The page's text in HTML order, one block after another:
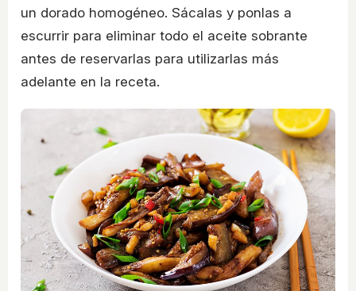
un dorado homogéneo. Sácalas y ponlas a
escurrir para eliminar todo el aceite sobrante
antes de reservarlas para utilizarlas más
adelante en la receta.